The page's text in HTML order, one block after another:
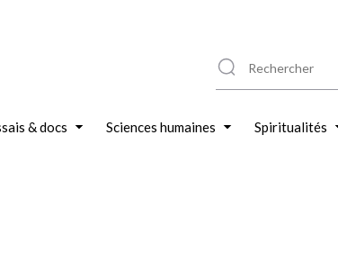
& docs Sciences humaines Spiritualités